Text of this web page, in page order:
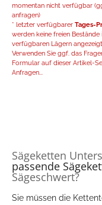
momentan nicht verfügbar
anfragen)
* letzter verfügbarer Tages-
werden keine freien Bestände
verfügbaren Lägern
Verwenden Sie ggf. das
Formular auf dieser Artikel-
Anfragen...
Sägeketten
passende
Sägeschwert?
Sie müssen die